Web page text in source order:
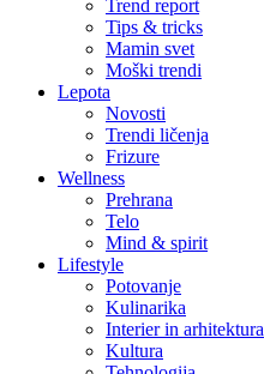
Trend report
Tips & tricks
Mamin svet
Moški trendi
Lepota
Novosti
Trendi ličenja
Frizure
Wellness
Prehrana
Telo
Mind & spirit
Lifestyle
Potovanje
Kulinarika
Interier in arhitektura
Kultura